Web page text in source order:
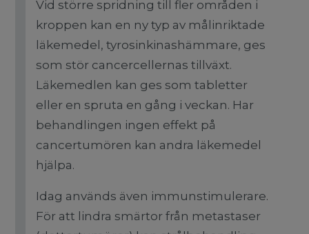
Vid större spridning till fler områden i
kroppen kan en ny typ av målinriktade
läkemedel, tyrosinkinashämmare, ges
som stör cancercellernas tillväxt.
Läkemedlen kan ges som tabletter
eller en spruta en gång i veckan. Har
behandlingen ingen effekt på
cancertumören kan andra läkemedel
hjälpa.
Idag används även immunstimulerare.
För att lindra smärtor från metastaser